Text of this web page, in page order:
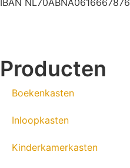
Producten
Boekenkasten
Inloopkasten
Kinderkamerkasten